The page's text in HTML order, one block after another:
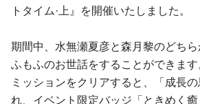
トタイム·上』を開催いたしました。
期間中、水無瀬夏彦と森月黎のどち
ふもふのお世話をすることができま
ミッションをクリアすると、「成長
れ、イベント限定バッジ「ときめく